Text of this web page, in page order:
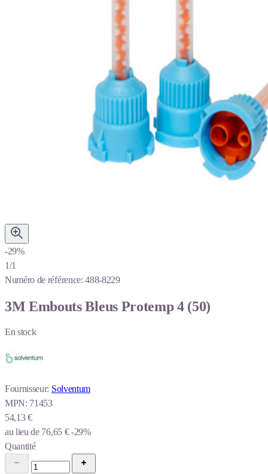
-29%
1/1
Numéro de référence: 488-8229
3M Embouts Bleus Protemp 4 (50)
En stock
Fournisseur: Solventum
MPN: 71453
54,13 €
au lieu de 76,65 € -29%
Quantité